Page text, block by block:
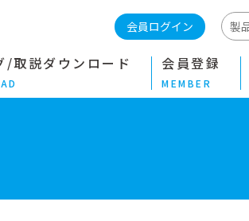
/取説ダウンロード 会員登録
MEMBER
会員ログイン